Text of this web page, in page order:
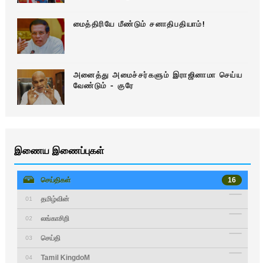
மைத்திரியே மீண்டும் சனாதிபதியாம்!
அனைத்து அமைச்சர்களும் இராஜினாமா செய்ய
வேண்டும் - குரே
இணைய இணைப்புகள்
செய்திகள் 16
01 தமிழ்வின்
02 லங்காசிறி
03 செய்தி
04 Tamil KingdoM